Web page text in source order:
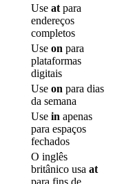
Use at para
endereços
completos
Use on para
plataformas
digitais
Use on para dias
da semana
Use in apenas
para espaços
fechados
O inglês
britânico usa at